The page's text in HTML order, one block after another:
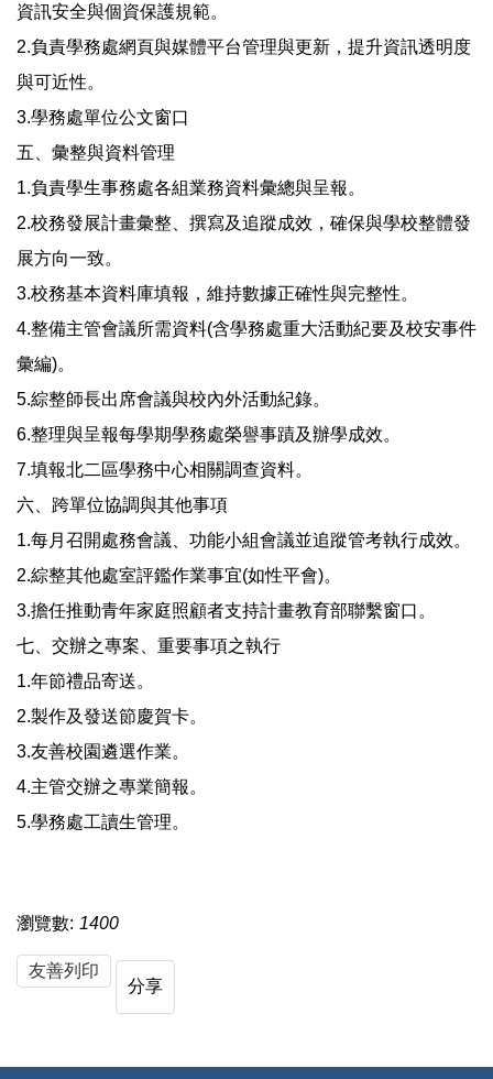
資訊安全與個資保護規範。
2.負責學務處網頁與媒體平台管理與更新，提升資訊透明度
與可近性。
3.學務處單位公文窗口
五、彙整與資料管理
1.負責學生事務處各組業務資料彙總與呈報。
2.校務發展計畫彙整、撰寫及追蹤成效，確保與學校整體發
展方向一致。
3.校務基本資料庫填報，維持數據正確性與完整性。
4.整備主管會議所需資料(含學務處重大活動紀要及校安事件
彙編)。
5.綜整師長出席會議與校內外活動紀錄。
6.整理與呈報每學期學務處榮譽事蹟及辦學成效。
7.填報北二區學務中心相關調查資料。
六、跨單位協調與其他事項
1.每月召開處務會議、功能小組會議並追蹤管考執行成效。
2.綜整其他處室評鑑作業事宜(如性平會)。
3.擔任推動青年家庭照顧者支持計畫教育部聯繫窗口。
七、交辦之專案、重要事項之執行
1.年節禮品寄送。
2.製作及發送節慶賀卡。
3.友善校園遴選作業。
4.主管交辦之專業簡報。
5.學務處工讀生管理。
瀏覽數: 1400
友善列印
分享